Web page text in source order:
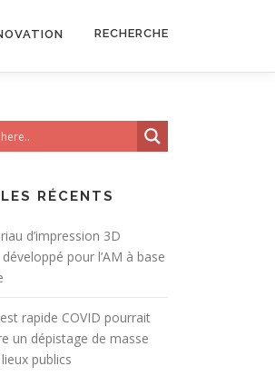
RECHERCHE
RÉCENTS
d’impression 3D
pour l’AM à base
rapide COVID pourrait
un dépistage de masse
publics